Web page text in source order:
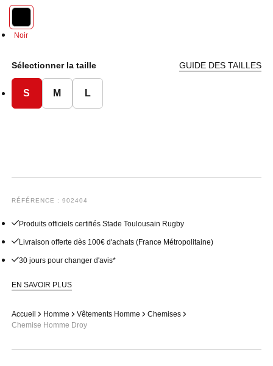
Noir
Sélectionner la taille GUIDE DES TAILLES
S M L
RÉFÉRENCE : 902404
Produits officiels certifiés Stade Toulousain Rugby
Livraison offerte dès 100€ d'achats (France Métropolitaine)
30 jours pour changer d'avis*
EN SAVOIR PLUS
Accueil Homme Vêtements Homme
Chemises
Chemise Homme Droy